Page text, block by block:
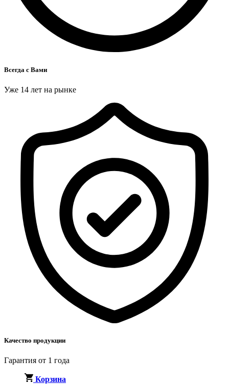
Всегда с Вами
Уже 14 лет на рынке
Качество продукции
Гарантия от 1 года
Корзина